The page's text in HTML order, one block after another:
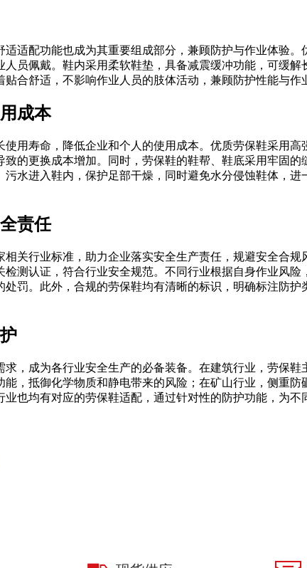
适配功能也成为其重要组成部分，兼顾防护与作业体验
员佩戴。鞋内采用柔软鞋垫，具备减震缓冲功能，可缓
合舒适，不影响作业人员的肢体活动，兼顾防护性能与
成本
用寿命，降低企业和个人的使用成本。优质劳保鞋采用
的更换成本增加。同时，劳保鞋的鞋帮、鞋底采用牢固
水进入鞋内，保护足部干燥，同时避免水分侵蚀鞋体，
责任
关行业标准，助力企业落实安全生产责任，规避安全合
测认证，符合行业安全规范。不同行业根据自身作业风
罚。此外，合规的劳保鞋均有清晰的标识，明确标注防
，成为各行业安全生产的必备装备。在建筑行业，劳保
，抵御化学物质和静电带来的风险；在矿山行业，侧重
也均有对应的劳保鞋适配，通过针对性的防护功能，为